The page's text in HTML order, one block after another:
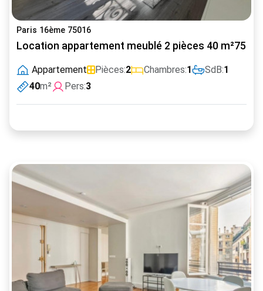
Paris 16ème 75016
Location appartement meublé 2 pièces 40
Appartement Pièces:2 Chambres:1 SdB:1
40m² Pers:3